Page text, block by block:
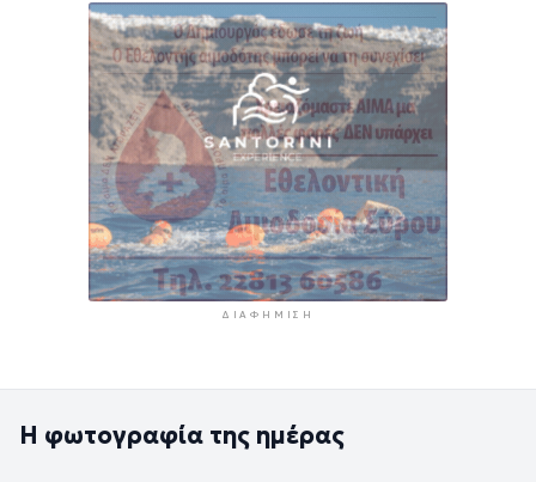
ΔΙΑΦΉΜΙΣΗ
Η φωτογραφία της ημέρας